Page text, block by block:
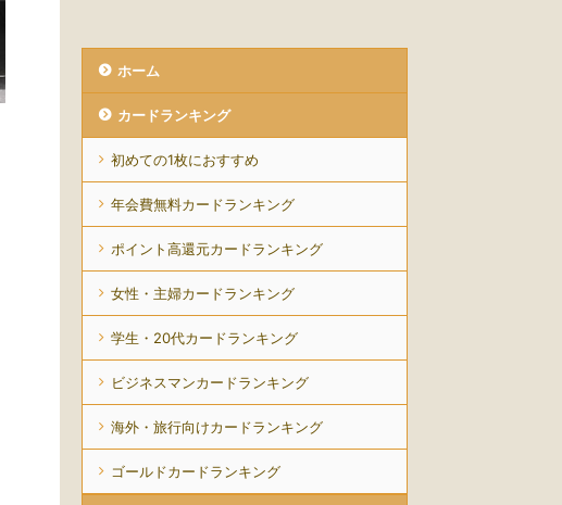
ホーム
カードランキング
初めての1枚におすすめ
年会費無料カードランキング
ポイント高還元カードランキング
女性・主婦カードランキング
学生・20代カードランキング
ビジネスマンカードランキング
海外・旅行向けカードランキング
ゴールドカードランキング